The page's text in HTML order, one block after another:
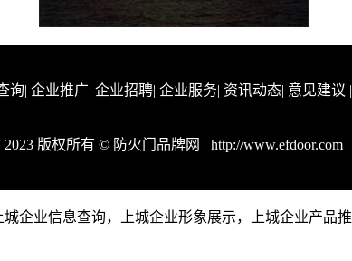
询| 企业推广| 企业招聘| 企业服务| 资讯动态| 意见建议 |
2023 版权所有 © 防火门品牌网 http://www.efdoor.com
城企业信息查询，上城企业形象展示，上城企业产品